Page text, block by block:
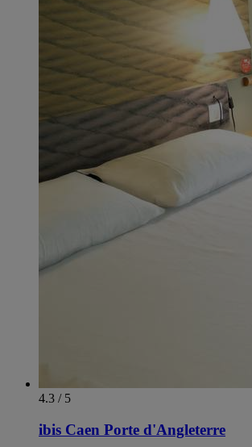
4.3 / 5
ibis Caen Porte d'Angleterre